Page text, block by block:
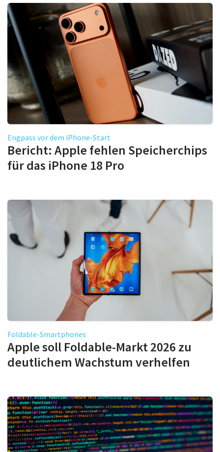
Engpass vor dem iPhone-Start
Bericht: Apple fehlen Speicherchips
für das iPhone 18 Pro
Foldable-Smartphones
Apple soll Foldable-Markt 2026 zu
deutlichem Wachstum verhelfen